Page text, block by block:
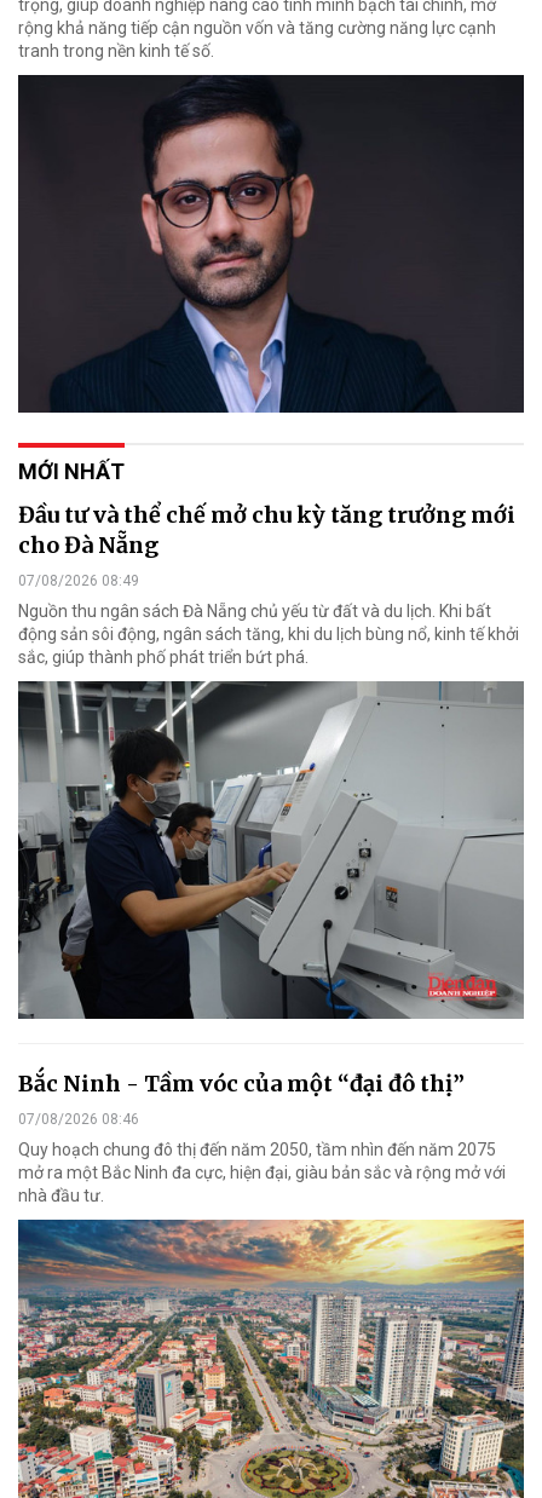
trọng, giúp doanh nghiệp nâng cao tính minh bạch tài chính, mở
rộng khả năng tiếp cận nguồn vốn và tăng cường năng lực cạnh
tranh trong nền kinh tế số.
MỚI NHẤT
Đầu tư và thể chế mở chu kỳ tăng trưởng mới
cho Đà Nẵng
07/08/2026 08:49
Nguồn thu ngân sách Đà Nẵng chủ yếu từ đất và du lịch. Khi bất
động sản sôi động, ngân sách tăng, khi du lịch bùng nổ, kinh tế khởi
sắc, giúp thành phố phát triển bứt phá.
Bắc Ninh - Tầm vóc của một “đại đô thị”
07/08/2026 08:46
Quy hoạch chung đô thị đến năm 2050, tầm nhìn đến năm 2075
mở ra một Bắc Ninh đa cực, hiện đại, giàu bản sắc và rộng mở với
nhà đầu tư.